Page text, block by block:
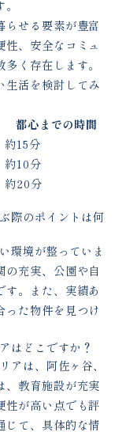
らせる要素が豊富
性、安全なコミュ
く存在します。
生活を検討してみ
都心までの時間
約15分
約10分
約20分
際のポイントは何
環境が整っていま
の充実、公園や自
す。また、実績あ
った物件を見つけ
はどこですか？
アは、阿佐ヶ谷、
、教育施設が充実
性が高い点でも評
じて、具体的な情